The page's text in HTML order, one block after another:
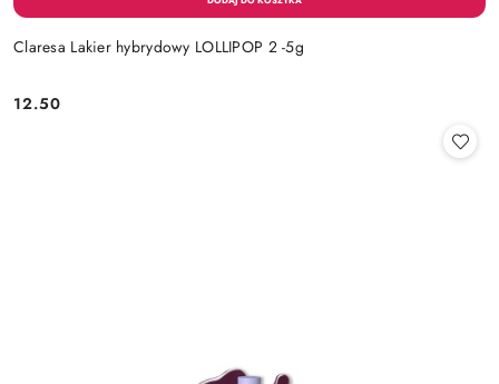
Claresa Lakier hybrydowy LOLLIPOP 2 -5g
Cena:
12.50